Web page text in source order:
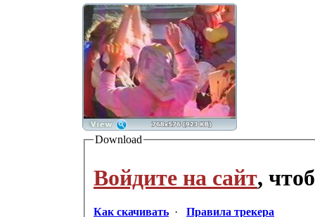
Download
Войдите на сайт,
Как скачивать · Правила трекера